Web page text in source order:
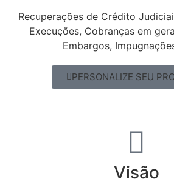
Recuperações de Crédito
Execuções, Cobranças em
Embargos,
PERSONALIZE SEU
Visão